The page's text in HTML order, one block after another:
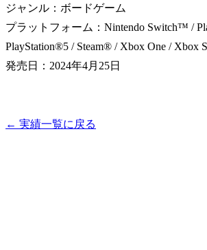
ジャンル：ボードゲーム
プラットフォーム：Nintendo Switch™ /
PlayStation®5 / Steam® / Xbox One / Xbox
発売日：2024年4月25日
← 実績一覧に戻る